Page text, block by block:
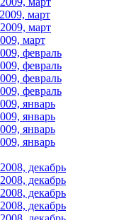
март
март
март
февраль
февраль
февраль
февраль
январь
январь
январь
январь
декабрь
декабрь
декабрь
декабрь